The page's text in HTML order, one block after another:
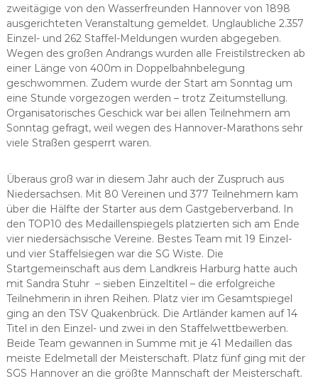
zweitägige von den Wasserfreunden Hannover von 1898
ausgerichteten Veranstaltung gemeldet. Unglaubliche 2.357
Einzel- und 262 Staffel-Meldungen wurden abgegeben.
Wegen des großen Andrangs wurden alle Freistilstrecken ab
einer Länge von 400m in Doppelbahnbelegung
geschwommen. Zudem wurde der Start am Sonntag um
eine Stunde vorgezogen werden – trotz Zeitumstellung.
Organisatorisches Geschick war bei allen Teilnehmern am
Sonntag gefragt, weil wegen des Hannover-Marathons sehr
viele Straßen gesperrt waren.
Überaus groß war in diesem Jahr auch der Zuspruch aus
Niedersachsen. Mit 80 Vereinen und 377 Teilnehmern kam
über die Hälfte der Starter aus dem Gastgeberverband. In
den TOP10 des Medaillenspiegels platzierten sich am Ende
vier niedersächsische Vereine. Bestes Team mit 19 Einzel-
und vier Staffelsiegen war die SG Wiste. Die
Startgemeinschaft aus dem Landkreis Harburg hatte auch
mit Sandra Stuhr – sieben Einzeltitel – die erfolgreiche
Teilnehmerin in ihren Reihen. Platz vier im Gesamtspiegel
ging an den TSV Quakenbrück. Die Artländer kamen auf 14
Titel in den Einzel- und zwei in den Staffelwettbewerben.
Beide Team gewannen in Summe mit je 41 Medaillen das
meiste Edelmetall der Meisterschaft. Platz fünf ging mit der
SGS Hannover an die größte Mannschaft der Meisterschaft.